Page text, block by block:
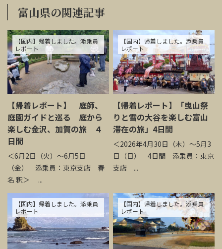
富山県の関連記事
【国内】帰着しました。添乗員
レポート
【帰着レポート】 庭師、
庭園ガイドと巡る 庭から
楽しむ金沢、加賀の旅 ４
日間
＜6月2日（火）～6月5日
（金） 添乗員：東京支店 春
名 釈＞ ...
【国内】帰着しました。添乗員
レポート
【帰着レポート】「曳山祭
りと雪の大谷を楽しむ富山
滞在の旅」4日間
＜2026年4月30日（木）～5月3
日（日） 4日間 添乗員：東京
支店 ...
【国内】帰着しました。添乗員
レポート
【国内】帰着しました。添乗員
レポート